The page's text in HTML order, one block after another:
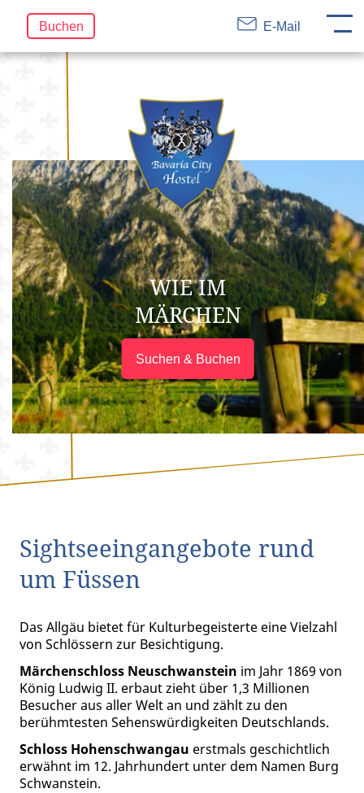
FR
Navigation
überspringen
Buchen E-Mail
WIE IM
MÄRCHEN
Suchen & Buchen
Sightseeingangebote rund
um Füssen
Das Allgäu bietet für Kulturbegeisterte eine Vielzahl
von Schlössern zur Besichtigung.
Märchenschloss Neuschwanstein im Jahr 1869 von
König Ludwig II. erbaut zieht über 1,3 Millionen
Besucher aus aller Welt an und zählt zu den
berühmtesten Sehenswürdigkeiten Deutschlands.
Schloss Hohenschwangau erstmals geschichtlich
erwähnt im 12. Jahrhundert unter dem Namen Burg
Schwanstein.